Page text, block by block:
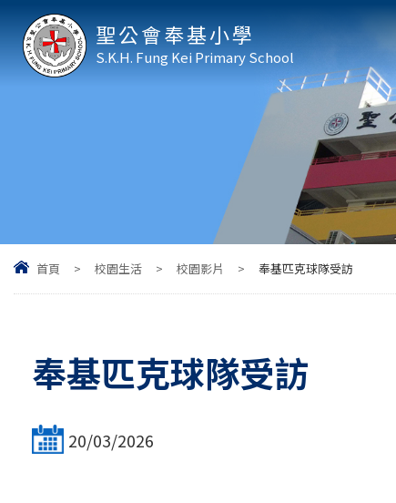
聖公會奉基小學
S.K.H. Fung Kei Primary School
首頁 > 校園生活 > 校園影片 > 奉基匹克球隊受訪
奉基匹克球隊受訪
20/03/2026